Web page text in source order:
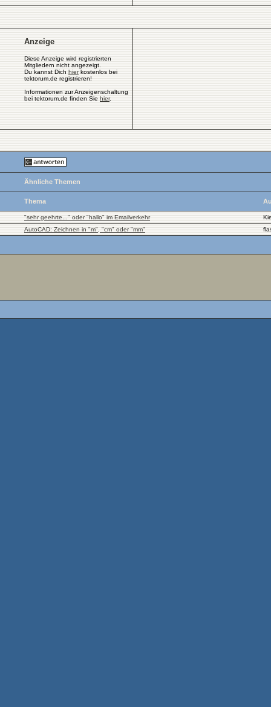
Anzeige
Diese Anzeige wird registrierten
Mitgliedern nicht angezeigt.
Du kannst Dich hierkostenlos bei
tektorum.de registrieren!
Informationen zur Anzeigenschaltung
bei tektorum.de finden Sie hier.
Ähnliche Themen
Thema
"sehr geehrte..." oder "hallo" im Emailverkehr
AutoCAD: Zeichnen in "m", "cm" oder "mm"